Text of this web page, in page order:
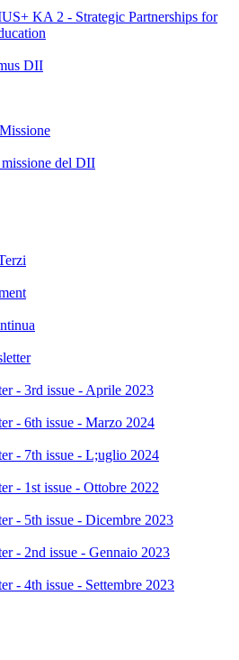
KA 2 - Strategic Partnerships for
DII
del DII
- 3rd issue - Aprile 2023
- 6th issue - Marzo 2024
- 7th issue - L;uglio 2024
- 1st issue - Ottobre 2022
- 5th issue - Dicembre 2023
- 2nd issue - Gennaio 2023
- 4th issue - Settembre 2023